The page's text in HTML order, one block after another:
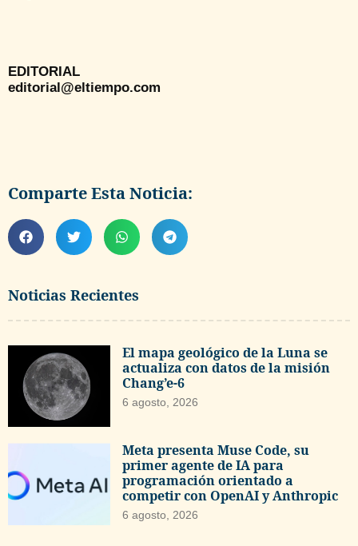
Noticias Recientes
El mapa geológico de la Luna se
actualiza con datos de la misión
Chang’e-6
6 agosto, 2026
Meta presenta Muse Code, su
primer agente de IA para
programación orientado a
competir con OpenAI y Anthropic
6 agosto, 2026
EDITORIAL
editorial@eltiempo.com
Comparte Esta Noticia: